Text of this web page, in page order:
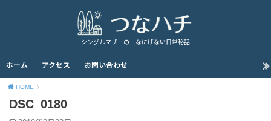
シングルマザーの なにげない日常秘話
ホーム アクセス お問い合わせ
HOME
DSC_0180